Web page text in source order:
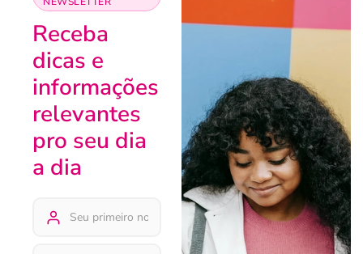
Receba
dicas e
informações
relevantes
pro seu dia
a dia